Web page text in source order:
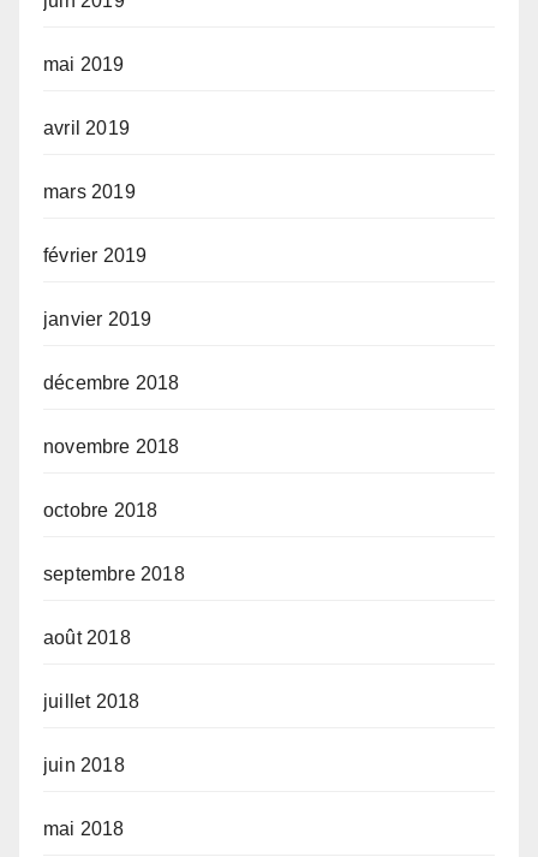
mai 2019
avril 2019
mars 2019
février 2019
janvier 2019
décembre 2018
novembre 2018
octobre 2018
septembre 2018
août 2018
juillet 2018
juin 2018
mai 2018